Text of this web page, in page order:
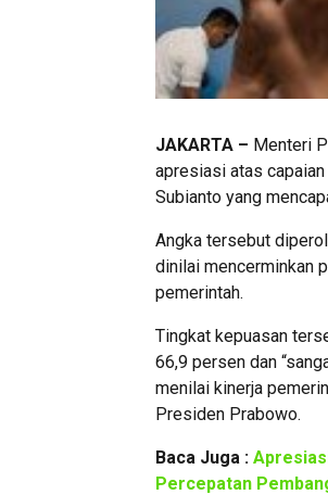
JAKARTA – Menteri
apresiasi atas
Subianto yang
Angka tersebut
dinilai mencerminkan
pemerintah.
Tingkat kepuasan
66,9 persen dan
menilai kinerja
Presiden Prabowo.
Baca Juga :
Percepatan